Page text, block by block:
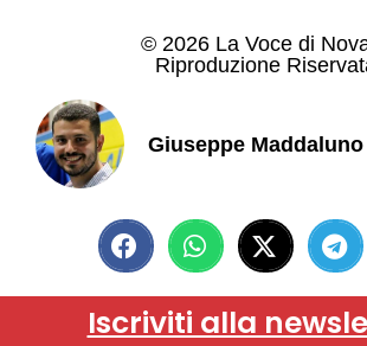
© 2026 La Voce di
Riproduzione
Giuseppe Maddaluno
Iscriviti alla